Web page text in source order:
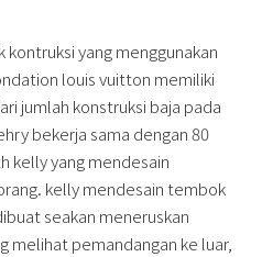
yang menggunakan
louis vuitton memiliki
jumlah konstruksi baja pada
bekerja sama dengan 80
kelly yang mendesain
kelly mendesain tembok
seakan meneruskan
melihat pemandangan ke luar,